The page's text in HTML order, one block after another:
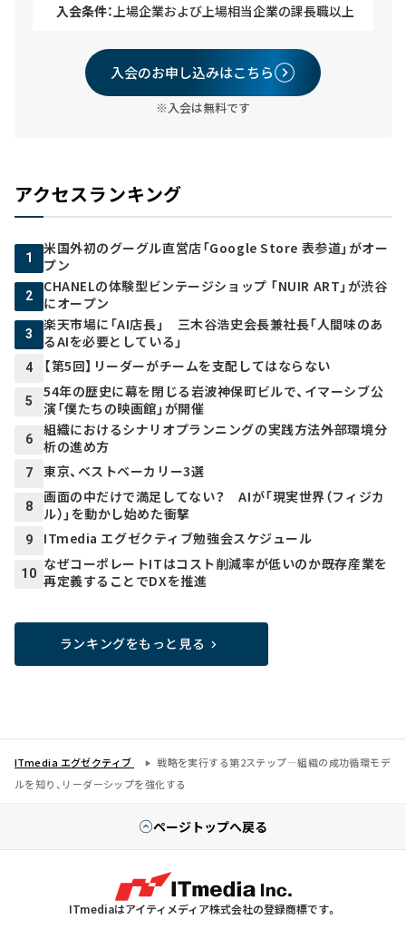
入会条件： 上場企業および上場相当企業の課長職以上
入会のお申し込みはこちら
※入会は無料です
アクセスランキング
1
米国外初のグーグル直営店「Google Store 表参道」がオー
プン
2
CHANELの体験型ビンテージショップ 「NUIR ART」が渋谷
にオープン
3
楽天市場に「AI店長」 三木谷浩史会長兼社長「人間味のあ
るAIを必要としている」
4 【第5回】リーダーがチームを支配してはならない
5
54年の歴史に幕を閉じる岩波神保町ビルで、イマーシブ公
演「僕たちの映画館」が開催
6
組織におけるシナリオプランニングの実践方法――外部環境分
析の進め方
7 東京、ベストベーカリー3選
8
画面の中だけで満足してない？ AIが「現実世界（フィジカ
ル）」を動かし始めた衝撃
9 ITmedia エグゼクティブ勉強会スケジュール
10
なぜコーポレートITはコスト削減率が低いのか――既存産業を
再定義することでDXを推進
ランキングをもっと見る
ITmedia エグゼクティブ
戦略を実行する第2ステップ―組織の成功循環モデ
ルを知り、リーダーシップを強化する
ページトップへ戻る
ITmediaはアイティメディア株式会社の登録商標です。